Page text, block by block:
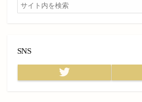
検
索
SNS
Twitter